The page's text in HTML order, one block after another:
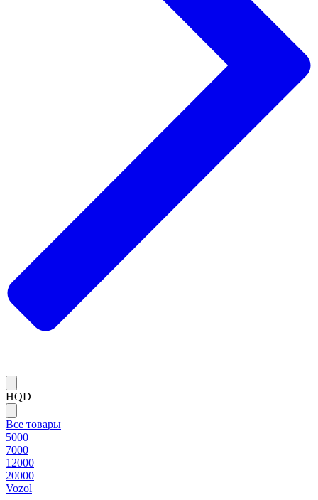
HQD
Все товары
5000
7000
12000
20000
Vozol